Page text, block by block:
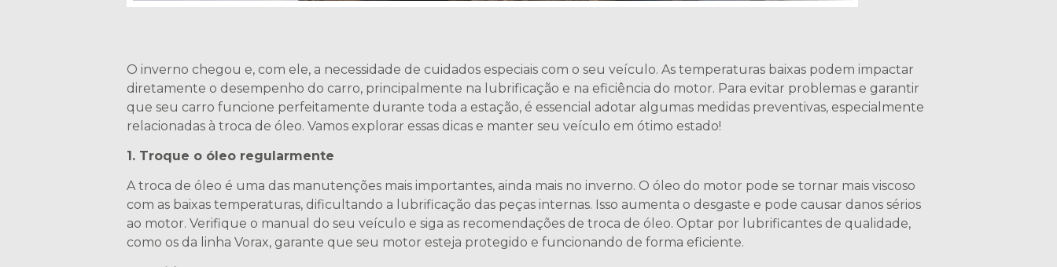
O inverno chegou e, com ele, a necessidade de cuidados especiais com o seu veículo. As temperaturas baixas podem impactar
diretamente o desempenho do carro, principalmente na lubrificação e na eficiência do motor. Para evitar problemas e garantir
que seu carro funcione perfeitamente durante toda a estação, é essencial adotar algumas medidas preventivas, especialmente
relacionadas à troca de óleo. Vamos explorar essas dicas e manter seu veículo em ótimo estado!
1. Troque o óleo regularmente
A troca de óleo é uma das manutenções mais importantes, ainda mais no inverno. O óleo do motor pode se tornar mais viscoso
com as baixas temperaturas, dificultando a lubrificação das peças internas. Isso aumenta o desgaste e pode causar danos sérios
ao motor. Verifique o manual do seu veículo e siga as recomendações de troca de óleo. Optar por lubrificantes de qualidade,
como os da linha Vorax, garante que seu motor esteja protegido e funcionando de forma eficiente.